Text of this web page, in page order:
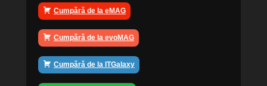
Cumpără de la eMAG
Cumpără de la evoMAG
Cumpără de la ITGalaxy